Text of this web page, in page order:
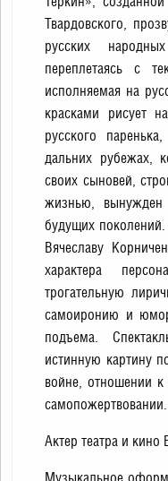
Твардовского,
русских
переплетаясь с
исполняемая на
красками рисует
русского
дальних рубежах,
своих сыновей,
жизнью, вынужден
будущих поколений.
Вячеславу
характера
трогательную
самоиронию и
подъема.
истинную картину
войне, отношении
самопожертвовании.
Актер театра и кино